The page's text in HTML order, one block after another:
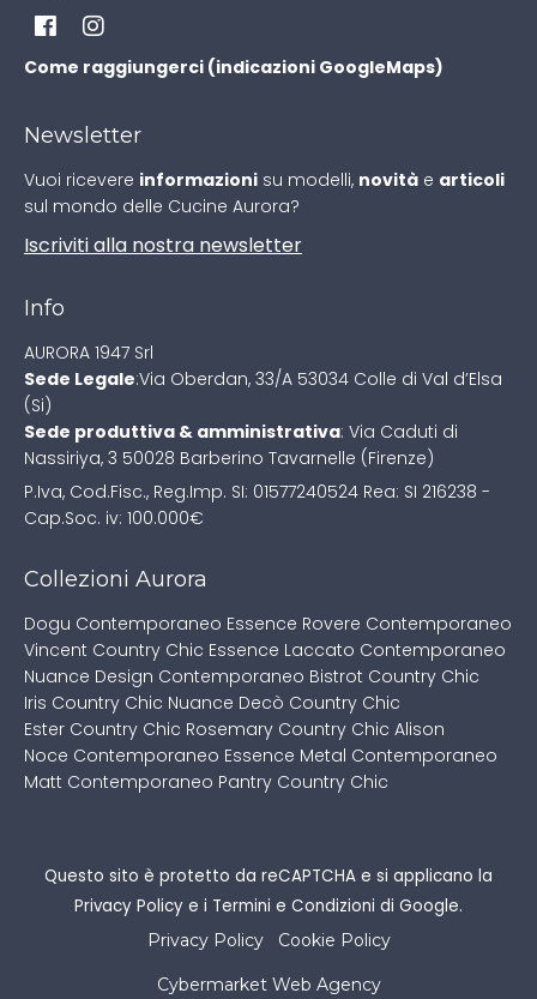
Come raggiungerci (indicazioni GoogleMaps)
Newsletter
Vuoi ricevere informazioni su modelli, novità e articoli
sul mondo delle Cucine Aurora?
Iscriviti alla nostra newsletter
Info
AURORA 1947 Srl
Sede Legale:Via Oberdan, 33/A 53034 Colle di Val d’Elsa
(Si)
Sede produttiva & amministrativa: Via Caduti di
Nassiriya, 3 50028 Barberino Tavarnelle (Firenze)
P.Iva, Cod.Fisc., Reg.Imp. SI: 01577240524 Rea: SI 216238 -
Cap.Soc. iv: 100.000€
Collezioni Aurora
Dogu Contemporaneo Essence Rovere Contemporaneo
Vincent Country Chic Essence Laccato Contemporaneo
Nuance Design Contemporaneo Bistrot Country Chic
Iris Country Chic Nuance Decò Country Chic
Ester Country Chic Rosemary Country Chic Alison
Noce Contemporaneo Essence Metal Contemporaneo
Matt Contemporaneo Pantry Country Chic
Questo sito è protetto da reCAPTCHA e si applicano la
Privacy Policy e i Termini e Condizioni di Google.
Privacy Policy Cookie Policy
Cybermarket Web Agency